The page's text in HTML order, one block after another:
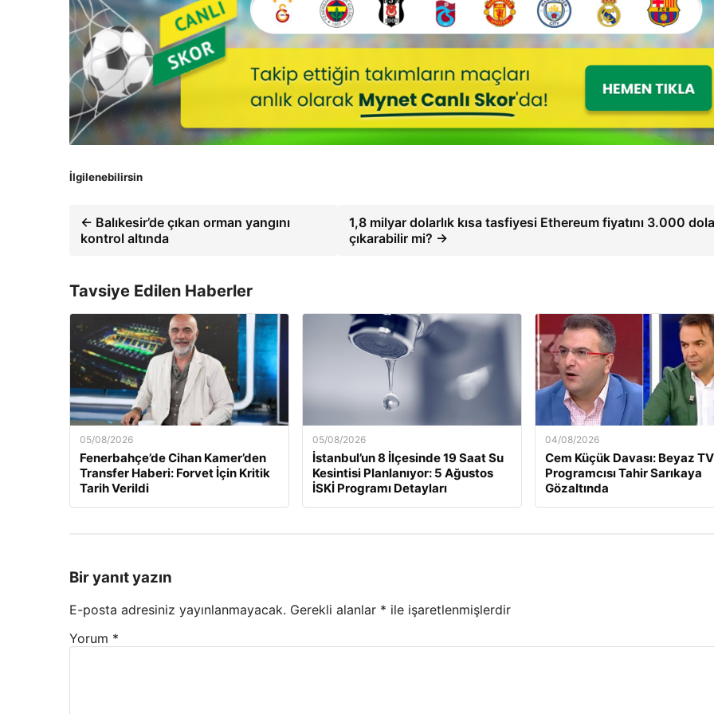
İlgilenebilirsin
← Balıkesir’de çıkan orman yangını
kontrol altında
1,8 milyar dolarlık kısa tasfiyesi Ethereum fiyatını 3.000
çıkarabilir mi? →
Tavsiye Edilen Haberler
05/08/2026
Fenerbahçe’de Cihan Kamer’den
Transfer Haberi: Forvet İçin Kritik
Tarih Verildi
05/08/2026
İstanbul’un 8 İlçesinde 19 Saat Su
Kesintisi Planlanıyor: 5 Ağustos
İSKİ Programı Detayları
04/08/2026
Cem Küçük Davası: Beyaz TV
Programcısı Tahir Sarıkaya
Gözaltında
Bir yanıt yazın
E-posta adresiniz yayınlanmayacak. Gerekli alanlar * ile işaretlenmişlerdir
Yorum *